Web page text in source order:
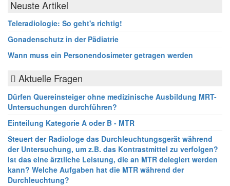
Neuste Artikel
Teleradiologie: So geht's richtig!
Gonadenschutz in der Pädiatrie
Wann muss ein Personendosimeter getragen werden
Aktuelle Fragen
Dürfen Quereinsteiger ohne medizinische Ausbildung MRT-
Untersuchungen durchführen?
Einteilung Kategorie A oder B - MTR
Steuert der Radiologe das Durchleuchtungsgerät während
der Untersuchung, um z.B. das Kontrastmittel zu verfolgen?
Ist das eine ärztliche Leistung, die an MTR delegiert werden
kann? Welche Aufgaben hat die MTR während der
Durchleuchtung?